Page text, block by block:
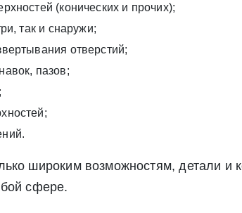
(конических и прочих);
так и снаружи;
отверстий;
пазов;
широким возможностям, детали и
сфере.